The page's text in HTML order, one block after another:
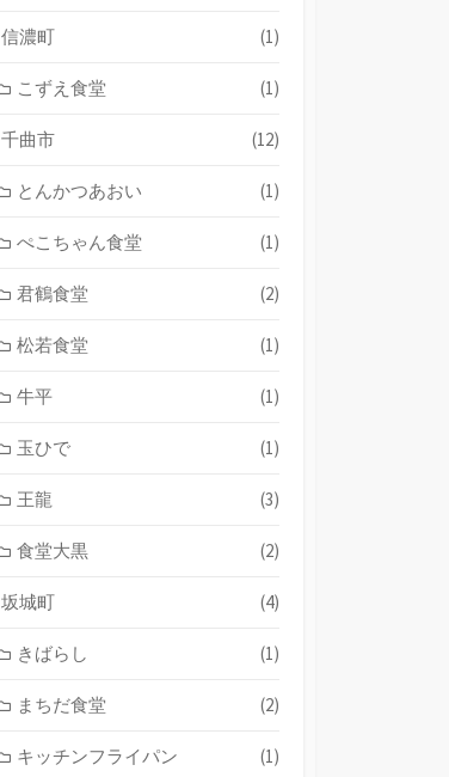
信濃町 (1)
こずえ食堂 (1)
千曲市 (12)
とんかつあおい (1)
ぺこちゃん食堂 (1)
君鶴食堂 (2)
松若食堂 (1)
牛平 (1)
玉ひで (1)
王龍 (3)
食堂大黒 (2)
坂城町 (4)
きばらし (1)
まちだ食堂 (2)
キッチンフライパン (1)